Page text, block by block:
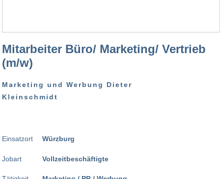
Mitarbeiter Büro/ Marketing/ Vertrieb
(m/w)
Marketing und Werbung Dieter
Kleinschmidt
Einsatzort
Jobart
Würzburg
Vollzeitbeschäftigte